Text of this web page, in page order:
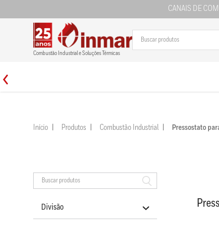
CANAIS DE
Combustão Industrial e Soluções Térmicas
Início Produtos Combustão Industrial Pressostato
Divisão